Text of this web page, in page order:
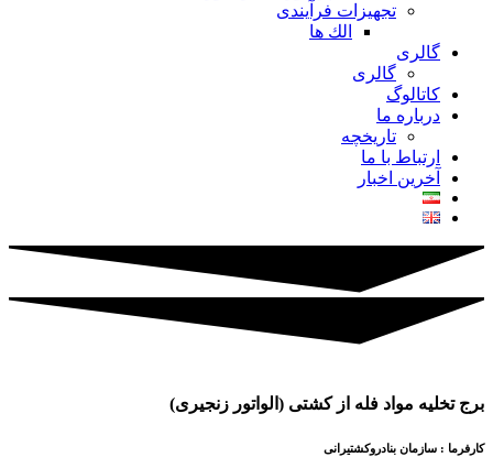
تجهیزات فرآیندی
الك ها
گالری
گالری
کاتالوگ
درباره ما
تاريخچه
ارتباط با ما
آخرین اخبار
برج تخليه مواد فله از كشتی (الواتور زنجيری)
کارفرما : سازمان بنادروکشتيرانی